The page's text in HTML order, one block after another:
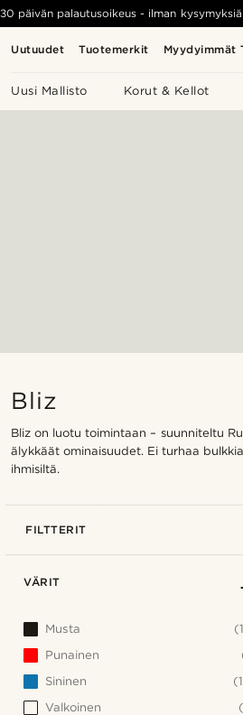
Uutuudet Tuotemerkit Myydyimmät
Uusi Mallisto Korut & Kellot
30 päivän palautusoikeus - ilman
Bliz
Bliz on luotu toimintaan – suunniteltu
älykkäät ominaisuudet. Ei turhaa
ihmisiltä.
FILTTERIT
VÄRIT
Musta
Punainen
Sininen
Valkoinen